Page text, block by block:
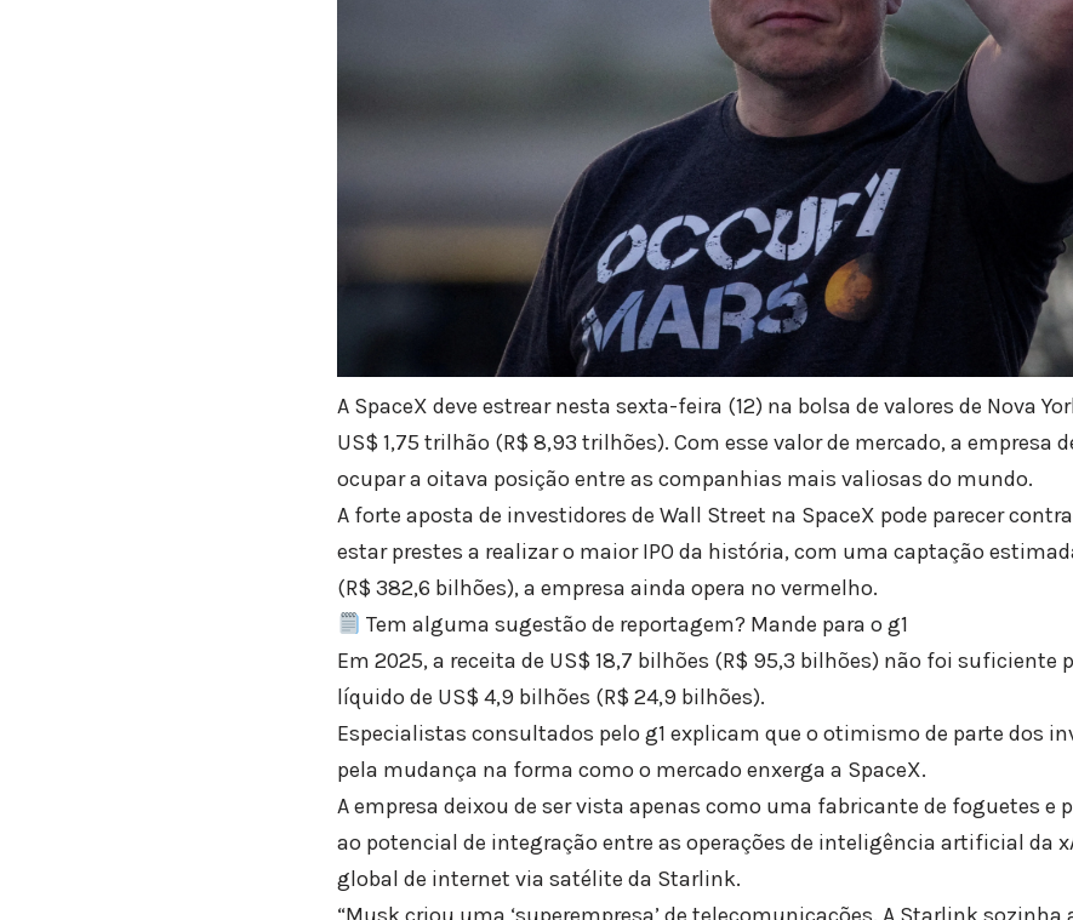
A SpaceX deve estrear nesta sexta-feira (12) na bolsa de valores de Nova
US$ 1,75 trilhão (R$ 8,93 trilhões). Com esse valor de mercado, a empresa
ocupar a oitava posição entre as companhias mais valiosas do mundo.
A forte aposta de investidores de Wall Street na SpaceX pode parecer
estar prestes a realizar o maior IPO da história, com uma captação
(R$ 382,6 bilhões), a empresa ainda opera no vermelho.
Tem alguma sugestão de reportagem? Mande para o g1
Em 2025, a receita de US$ 18,7 bilhões (R$ 95,3 bilhões) não foi suficiente
líquido de US$ 4,9 bilhões (R$ 24,9 bilhões).
Especialistas consultados pelo g1 explicam que o otimismo de parte dos
pela mudança na forma como o mercado enxerga a SpaceX.
A empresa deixou de ser vista apenas como uma fabricante de foguetes e
ao potencial de integração entre as operações de inteligência artificial da
global de internet via satélite da Starlink.